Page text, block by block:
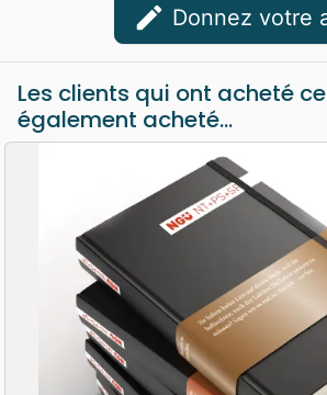
edit Donnez votre
Les clients qui ont acheté
également acheté...